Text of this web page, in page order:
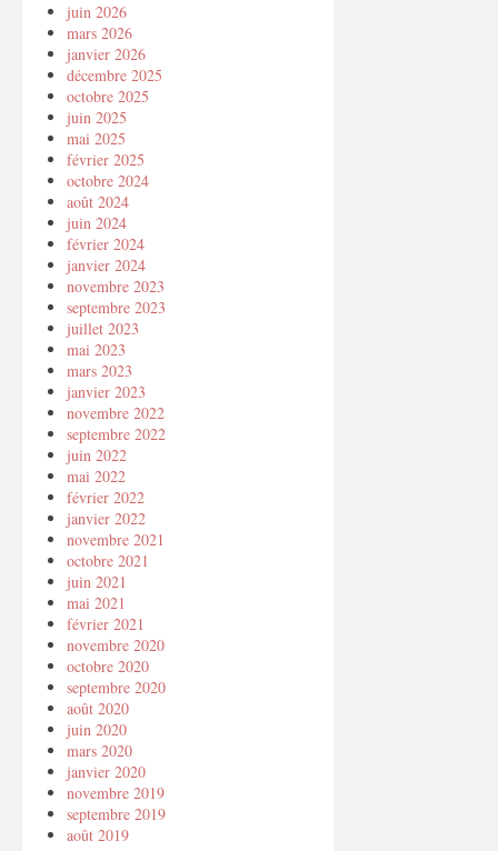
juin 2026
mars 2026
janvier 2026
décembre 2025
octobre 2025
juin 2025
mai 2025
février 2025
octobre 2024
août 2024
juin 2024
février 2024
janvier 2024
novembre 2023
septembre 2023
juillet 2023
mai 2023
mars 2023
janvier 2023
novembre 2022
septembre 2022
juin 2022
mai 2022
février 2022
janvier 2022
novembre 2021
octobre 2021
juin 2021
mai 2021
février 2021
novembre 2020
octobre 2020
septembre 2020
août 2020
juin 2020
mars 2020
janvier 2020
novembre 2019
septembre 2019
août 2019